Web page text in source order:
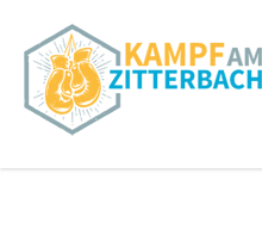
Inhalt
springen